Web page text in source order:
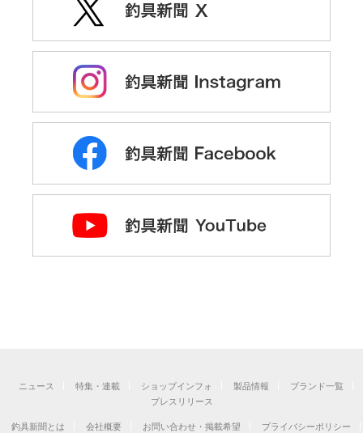
ニュース 特集・連載 ショップインフォ 製品情報
ブランド一覧
プレスリリース
釣具新聞とは
会社概要 お問い合わせ・掲載希望 プライバシーポリシー